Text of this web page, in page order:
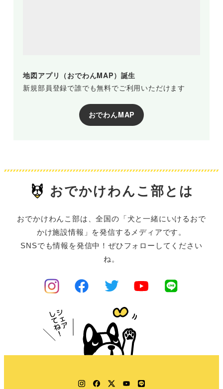
地図アプリ（おでわんMAP）誕生
新規部員登録で誰でも無料でご利用いただけます
おでわんMAP
おでかけわんこ部とは
おでかけわんこ部は、全国の「犬と一緒にいけるおで
かけ施設情報」を発信するメディアです。
SNSでも情報を発信中！ぜひフォローしてください
ね。
Instagram
Facebook
TwitterYouTube
LINE